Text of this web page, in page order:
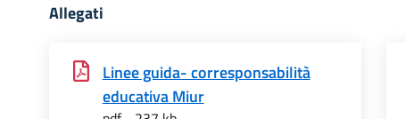
Allegati
Linee guida- corresponsabilità
educativa Miur